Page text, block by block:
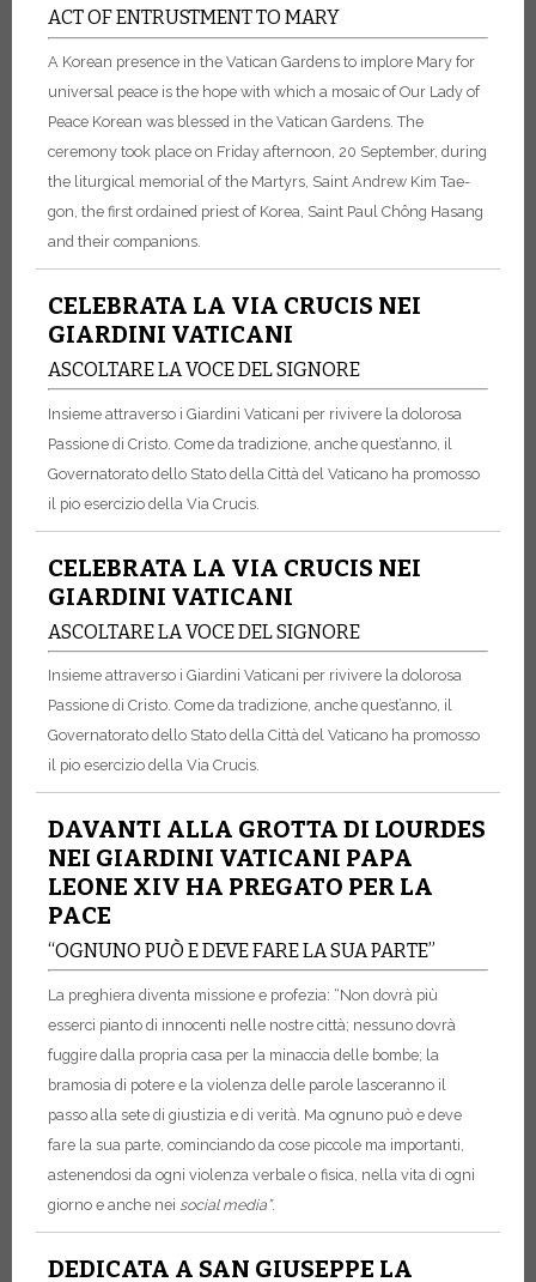
ACT OF ENTRUSTMENT TO MARY
A Korean presence in the Vatican Gardens to implore Mary for
universal peace is the hope with which a mosaic of Our Lady of
Peace Korean was blessed in the Vatican Gardens. The
ceremony took place on Friday afternoon, 20 September, during
the liturgical memorial of the Martyrs, Saint Andrew Kim Tae-
gon, the first ordained priest of Korea, Saint Paul Chông Hasang
and their companions.
CELEBRATA LA VIA CRUCIS NEI
GIARDINI VATICANI
ASCOLTARE LA VOCE DEL SIGNORE
Insieme attraverso i Giardini Vaticani per rivivere la dolorosa
Passione di Cristo. Come da tradizione, anche quest’anno, il
Governatorato dello Stato della Città del Vaticano ha promosso
il pio esercizio della Via Crucis.
CELEBRATA LA VIA CRUCIS NEI
GIARDINI VATICANI
ASCOLTARE LA VOCE DEL SIGNORE
Insieme attraverso i Giardini Vaticani per rivivere la dolorosa
Passione di Cristo. Come da tradizione, anche quest’anno, il
Governatorato dello Stato della Città del Vaticano ha promosso
il pio esercizio della Via Crucis.
DAVANTI ALLA GROTTA DI LOURDES
NEI GIARDINI VATICANI PAPA
LEONE XIV HA PREGATO PER LA
PACE
“OGNUNO PUÒ E DEVE FARE LA SUA PARTE”
La preghiera diventa missione e profezia: “Non dovrà più
esserci pianto di innocenti nelle nostre città; nessuno dovrà
fuggire dalla propria casa per la minaccia delle bombe; la
bramosia di potere e la violenza delle parole lasceranno il
passo alla sete di giustizia e di verità. Ma ognuno può e deve
fare la sua parte, cominciando da cose piccole ma importanti,
astenendosi da ogni violenza verbale o fisica, nella vita di ogni
giorno e anche nei social media”.
DEDICATA A SAN GIUSEPPE LA